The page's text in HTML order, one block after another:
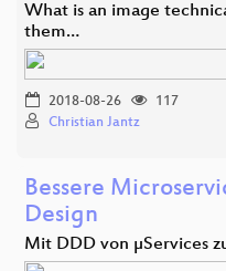
What is an image
them…
2018-08-26
117
Christian Jantz
Bessere
Design
Mit DDD von µServices